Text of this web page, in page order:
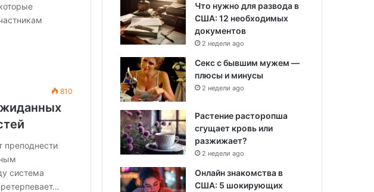
810
система
Что нужно для развода в
США: 12 необходимых
документов
2 недели ago
Секс с бывшим мужем —
плюсы и минусы
2 недели ago
Растение расторопша
сгущает кровь или
разжижает?
2 недели ago
Онлайн знакомства в
США: 5 шокирующих